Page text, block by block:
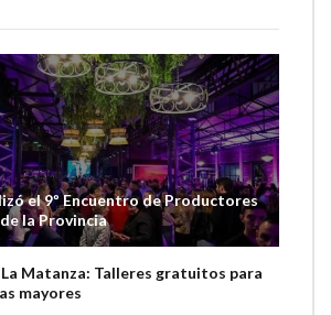
el 9º Encuentro de Productores
la Provincia
Matanza: Talleres gratuitos para
mayores